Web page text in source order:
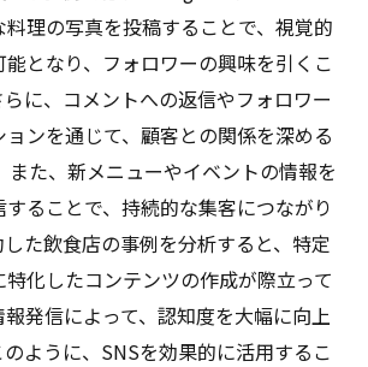
理の写真を投稿することで、視覚的
となり、フォロワーの興味を引くこ
に、コメントへの返信やフォロワー
ョンを通じて、顧客との関係を深める
また、新メニューやイベントの情報を
ることで、持続的な集客につながり
た飲食店の事例を分析すると、特定
化したコンテンツの作成が際立って
発信によって、認知度を大幅に向上
ように、SNSを効果的に活用するこ